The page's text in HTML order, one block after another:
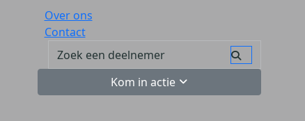
Over ons
Contact
Kom in actie